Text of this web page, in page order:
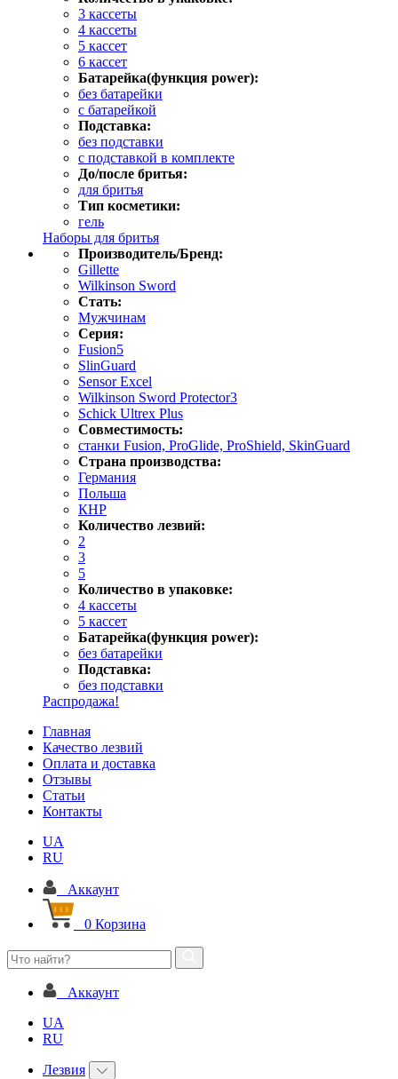
3 кассеты
4 кассеты
5 кассет
6 кассет
Батарейка(функция power):
без батарейки
с батарейкой
Подставка:
без подставки
с подставкой в комплекте
До/после бритья:
для бритья
Тип косметики:
гель
Наборы для бритья
Производитель/Бренд:
Gillette
Wilkinson Sword
Стать:
Мужчинам
Серия:
Fusion5
SlinGuard
Sensor Excel
Wilkinson Sword Protector3
Schick Ultrex Plus
Совместимость:
станки Fusion, ProGlide, ProShield, SkinGuard
Страна производства:
Германия
Польша
КНР
Количество лезвий:
2
3
5
Количество в упаковке:
4 кассеты
5 кассет
Батарейка(функция power):
без батарейки
Подставка:
без подставки
Распродажа!
Главная
Качество лезвий
Оплата и доставка
Отзывы
Статьи
Контакты
UA
RU
Аккаунт
0 Корзина
Аккаунт
UA
RU
Лезвия